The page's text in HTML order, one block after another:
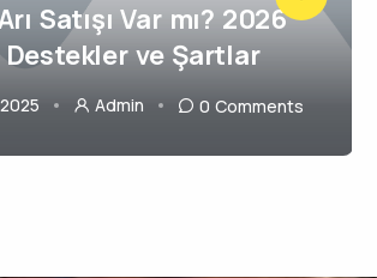
Satışı Var mı? 2026
ve Şartlar
Admin 0 Comments